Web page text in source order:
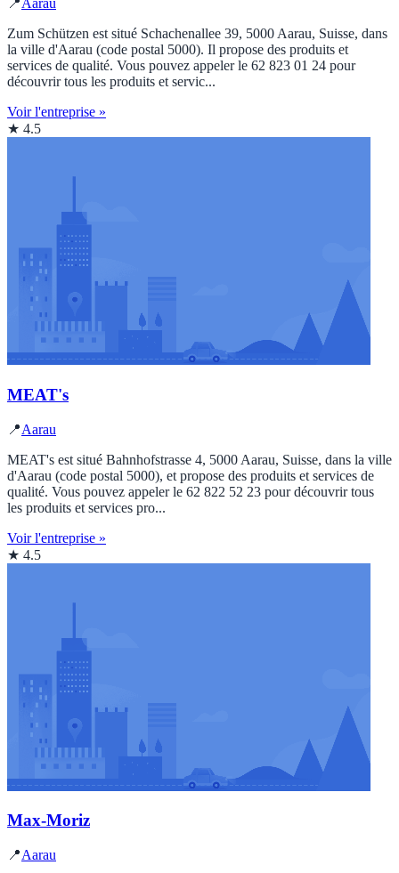
📍Aarau
Zum Schützen est situé Schachenallee 39, 5000 Aarau, Suisse, dans
la ville d'Aarau (code postal 5000). Il propose des produits et
services de qualité. Vous pouvez appeler le 62 823 01 24 pour
découvrir tous les produits et servic...
Voir l'entreprise »
★ 4.5
MEAT's
📍Aarau
MEAT's est situé Bahnhofstrasse 4, 5000 Aarau, Suisse, dans la ville
d'Aarau (code postal 5000), et propose des produits et services de
qualité. Vous pouvez appeler le 62 822 52 23 pour découvrir tous
les produits et services pro...
Voir l'entreprise »
★ 4.5
Max-Moriz
📍Aarau